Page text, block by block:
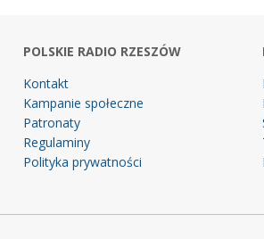
POLSKIE RADIO RZESZÓW
Kontakt
Kampanie społeczne
Patronaty
Regulaminy
Polityka prywatności